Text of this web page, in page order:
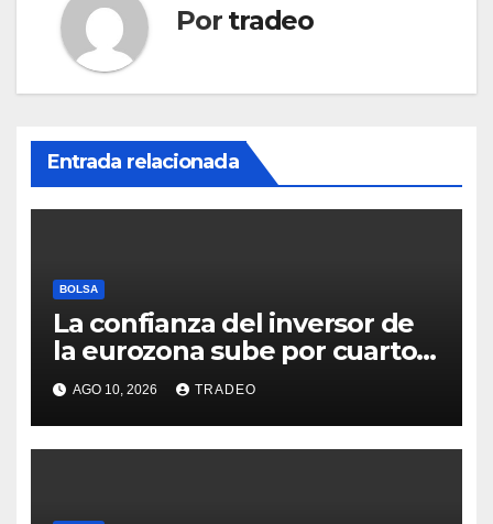
Por tradeo
Entrada relacionada
BOLSA
La confianza del inversor de
la eurozona sube por cuarto
mes y se vuelve positiva en
agosto
AGO 10, 2026 TRADEO